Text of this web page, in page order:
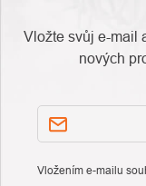
Vložte svůj e-mail
nových
Vložením e-mailu